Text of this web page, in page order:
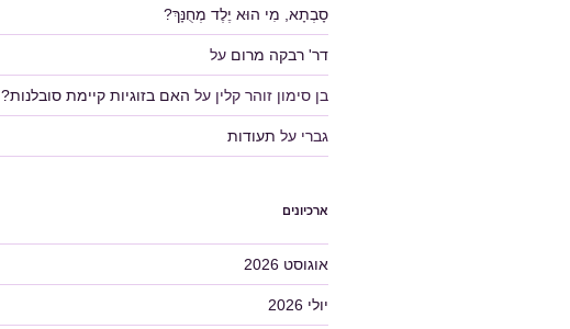
סָבְתָא, מִי הוּא יֶלֶד מְחֻנָּךְ?
דר' רבקה מרום על
בן סימון זוהר קלין על האם בזוגיות קיימת סובלנות?
גברי על תעודות
ארכיונים
אוגוסט 2026
יולי 2026